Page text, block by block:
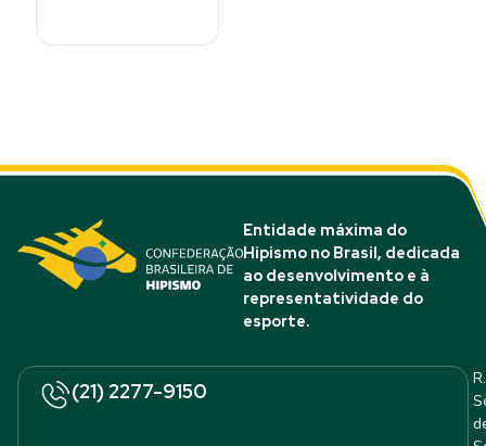
Entidade máxima do
Hipismo no Brasil, dedicada
ao desenvolvimento e à
representatividade do
esporte.
(21) 2277-9150
R.